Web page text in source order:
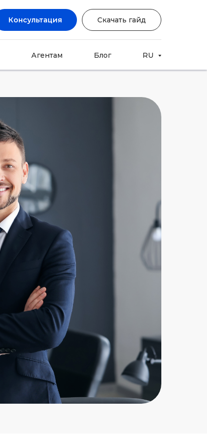
Консультация Скачать гайд
Агентам Блог RU